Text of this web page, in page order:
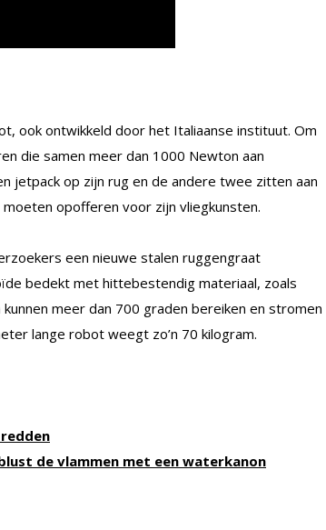
ook ontwikkeld door het Italiaanse instituut. Om
die samen meer dan 1000 Newton aan
jetpack op zijn rug en de andere twee zitten aan
opofferen voor zijn vliegkunsten.
een nieuwe stalen ruggengraat
bedekt met hittebestendig materiaal, zoals
meer dan 700 graden bereiken en stromen
lange robot weegt zo’n 70 kilogram.
de vlammen met een waterkanon